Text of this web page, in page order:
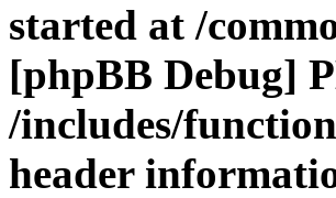
started at /
[phpBB Debug]
/includes/
header